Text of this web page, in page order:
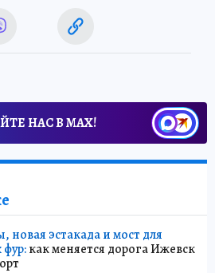
НАС В МАХ!
новая эстакада и мост для
как меняется дорога Ижевск